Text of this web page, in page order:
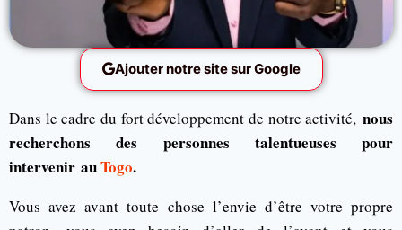
Ajouter notre site sur Google
Dans le cadre du fort développement de notre activité, nous
recherchons des personnes talentueuses pour
intervenir auTogo.
Vous avez avant toute chose l’envie d’être votre propre